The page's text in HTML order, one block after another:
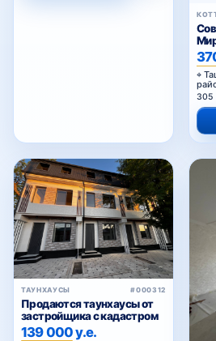
305
ТАУНХАУСЫ #000312
Продаются таунхаусы от
застройщика с кадастром
139 000 у.е.